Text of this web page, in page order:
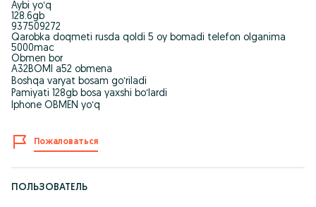
Aybi yoʻq
128.6gb
937509272
Qarobka doqmeti rusda qoldi 5 oy bomadi telefon olganima
5000mac
Obmen bor
A32BOMI a52 obmena
Boshqa varyat bosam goʻriladi
Pamiyati 128gb bosa yaxshi boʻlardi
Iphone OBMEN yoʻq
Пожаловаться
ПОЛЬЗОВАТЕЛЬ